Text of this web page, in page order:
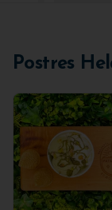
Postres